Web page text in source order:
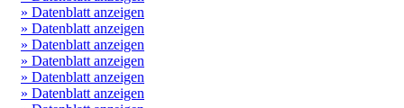
» Datenblatt anzeigen
» Datenblatt anzeigen
» Datenblatt anzeigen
» Datenblatt anzeigen
» Datenblatt anzeigen
» Datenblatt anzeigen